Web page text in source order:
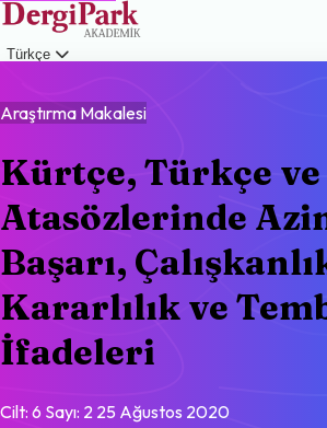
Türkçe
Araştırma Makalesi
Kürtçe, Türkçe
Atasözlerinde
Başarı,
Kararlılık ve
İfadeleri
Cilt: 6 Sayı: 2 25 Ağustos 2020